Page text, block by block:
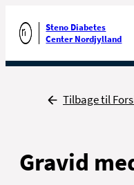
Gå til forsiden
Steno Diabetes
Center Nordjylland
Tilbage
Tilbage til
Gravid